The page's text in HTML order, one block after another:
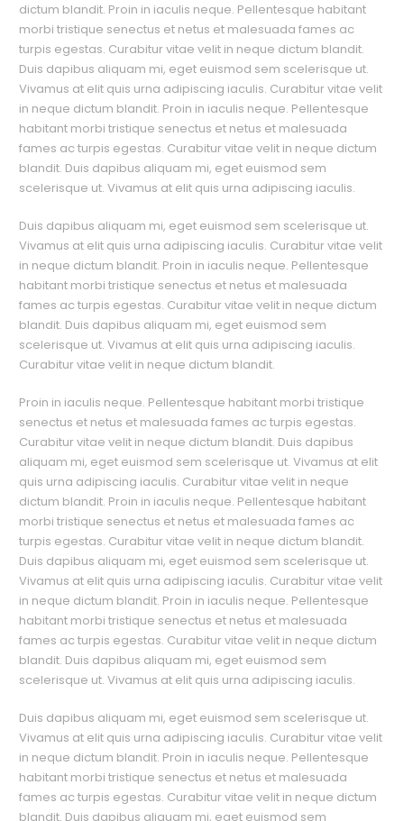
dictum blandit. Proin in iaculis neque. Pellentesque habitant
morbi tristique senectus et netus et malesuada fames ac
turpis egestas. Curabitur vitae velit in neque dictum blandit.
Duis dapibus aliquam mi, eget euismod sem scelerisque ut.
Vivamus at elit quis urna adipiscing iaculis. Curabitur vitae velit
in neque dictum blandit. Proin in iaculis neque. Pellentesque
habitant morbi tristique senectus et netus et malesuada
fames ac turpis egestas. Curabitur vitae velit in neque dictum
blandit. Duis dapibus aliquam mi, eget euismod sem
scelerisque ut. Vivamus at elit quis urna adipiscing iaculis.
Duis dapibus aliquam mi, eget euismod sem scelerisque ut.
Vivamus at elit quis urna adipiscing iaculis. Curabitur vitae velit
in neque dictum blandit. Proin in iaculis neque. Pellentesque
habitant morbi tristique senectus et netus et malesuada
fames ac turpis egestas. Curabitur vitae velit in neque dictum
blandit. Duis dapibus aliquam mi, eget euismod sem
scelerisque ut. Vivamus at elit quis urna adipiscing iaculis.
Curabitur vitae velit in neque dictum blandit.
Proin in iaculis neque. Pellentesque habitant morbi tristique
senectus et netus et malesuada fames ac turpis egestas.
Curabitur vitae velit in neque dictum blandit. Duis dapibus
aliquam mi, eget euismod sem scelerisque ut. Vivamus at elit
quis urna adipiscing iaculis. Curabitur vitae velit in neque
dictum blandit. Proin in iaculis neque. Pellentesque habitant
morbi tristique senectus et netus et malesuada fames ac
turpis egestas. Curabitur vitae velit in neque dictum blandit.
Duis dapibus aliquam mi, eget euismod sem scelerisque ut.
Vivamus at elit quis urna adipiscing iaculis. Curabitur vitae velit
in neque dictum blandit. Proin in iaculis neque. Pellentesque
habitant morbi tristique senectus et netus et malesuada
fames ac turpis egestas. Curabitur vitae velit in neque dictum
blandit. Duis dapibus aliquam mi, eget euismod sem
scelerisque ut. Vivamus at elit quis urna adipiscing iaculis.
Duis dapibus aliquam mi, eget euismod sem scelerisque ut.
Vivamus at elit quis urna adipiscing iaculis. Curabitur vitae velit
in neque dictum blandit. Proin in iaculis neque. Pellentesque
habitant morbi tristique senectus et netus et malesuada
fames ac turpis egestas. Curabitur vitae velit in neque dictum
blandit. Duis dapibus aliquam mi, eget euismod sem